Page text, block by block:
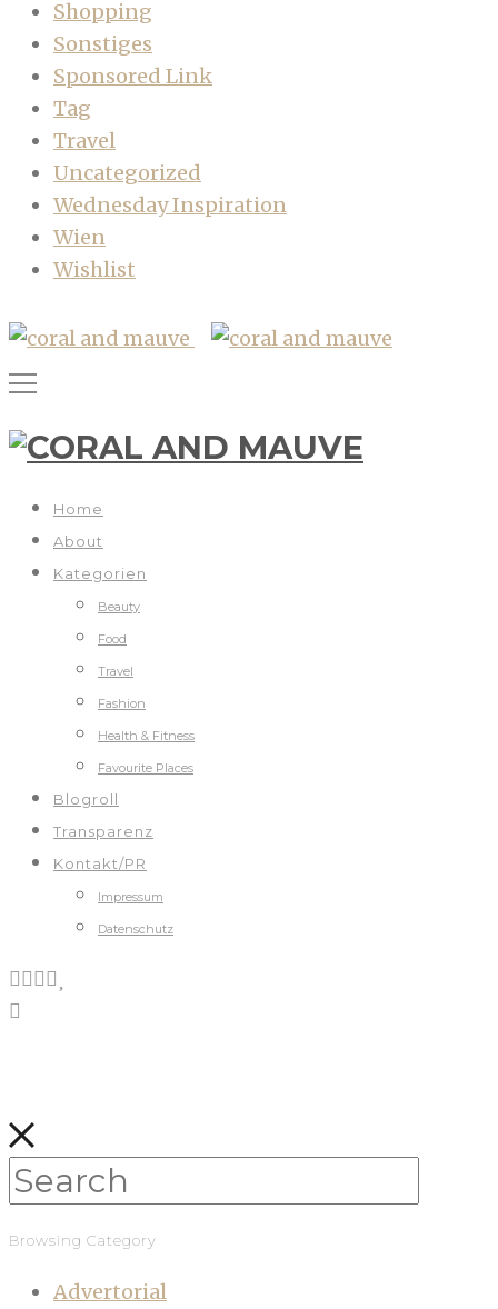
Shopping
Sonstiges
Sponsored Link
Tag
Travel
Uncategorized
Wednesday Inspiration
Wien
Wishlist
Home
About
Kategorien
Beauty
Food
Travel
Fashion
Health & Fitness
Favourite Places
Blogroll
Transparenz
Kontakt/PR
Impressum
Datenschutz
Browsing Category
Advertorial